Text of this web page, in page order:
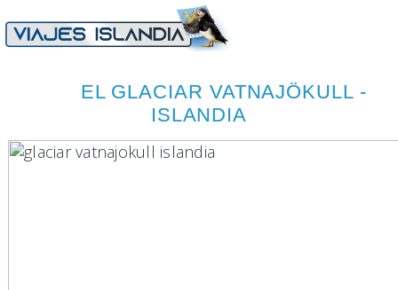
EL GLACIAR VATNAJÖKULL -
ISLANDIA